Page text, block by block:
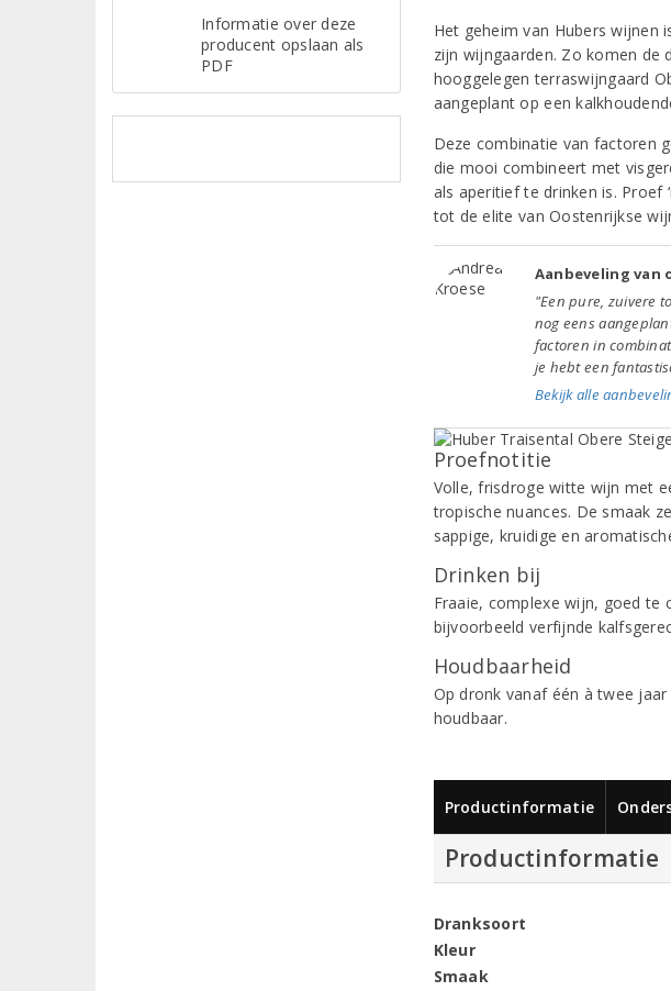
Informatie over deze
producent opslaan als
PDF
Het geheim van Hubers wijnen
zijn wijngaarden. Zo komen de
hooggelegen terraswijngaard
aangeplant op een
Deze combinatie van factoren
die mooi combineert met
als aperitief te drinken is. Proef
tot de elite van Oostenrijkse
Aanbeveling van
"Een pure, zuivere
nog eens
factoren in
je hebt een
Bekijk alle
Proefnotitie
Volle, frisdroge witte wijn met
tropische nuances. De smaak
sappige, kruidige en
Drinken bij
Fraaie, complexe wijn, goed
bijvoorbeeld verfijnde
Houdbaarheid
Op dronk vanaf één à twee
houdbaar.
Productinformatie
Productinformatie
Dranksoort
Kleur
Smaak